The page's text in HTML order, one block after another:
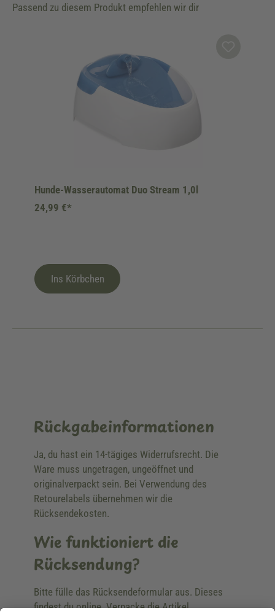
Passend zu diesem Produkt empfehlen wir dir
Hunde-Wasserautomat Duo Stream 1,0l
24,99 €*
Ins Körbchen
Rückgabeinformationen
Ja, du hast ein 14-tägiges Widerrufsrecht. Die
Ware muss ungetragen, ungeöffnet und
originalverpackt sein. Bei Verwendung des
Retourelabels übernehmen wir die
Rücksendekosten.
Wie funktioniert die
Rücksendung?
Bitte fülle das Rücksendeformular aus. Dieses
findest du online. Verpacke die Artikel